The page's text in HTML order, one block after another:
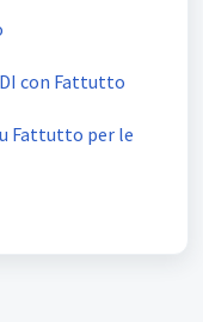
con Fattutto
Fattutto per le